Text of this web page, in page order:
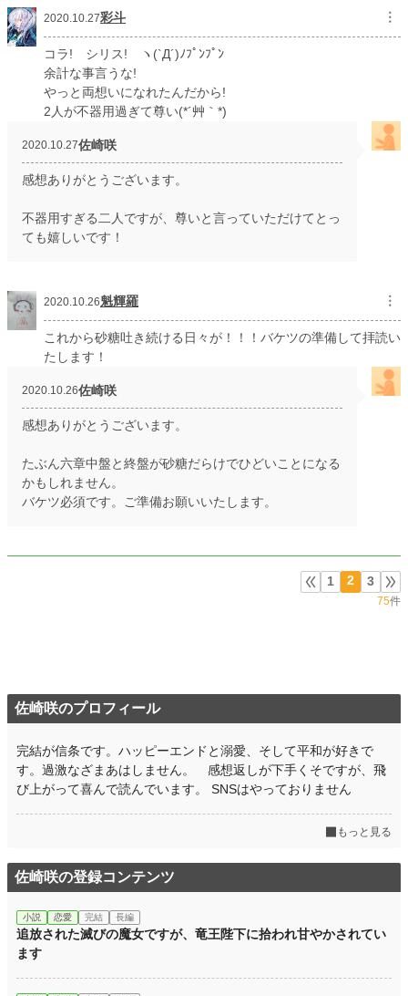
2020.10.27彩斗 ︙
コラ! シリス! ヽ(`Д´)ﾉﾌﾟﾝﾌﾟﾝ
余計な事言うな!
やっと両想いになれたんだから!
2人が不器用過ぎて尊い(*´艸｀*)
2020.10.27佐崎咲
感想ありがとうございます。
不器用すぎる二人ですが、尊いと言っていただけてとっ
ても嬉しいです！
2020.10.26魁輝羅 ︙
これから砂糖吐き続ける日々が！！！バケツの準備して拝読い
たします！
2020.10.26佐崎咲
感想ありがとうございます。
たぶん六章中盤と終盤が砂糖だらけでひどいことになる
かもしれません。
バケツ必須です。ご準備お願いいたします。
1 2 3
75件
佐崎咲のプロフィール
完結が信条です。ハッピーエンドと溺愛、そして平和が好きで
す。過激なざまあはしません。 感想返しが下手くそですが、飛
び上がって喜んで読んでいます。 SNSはやっておりません
もっと見る
佐崎咲の登録コンテンツ
小説 恋愛 完結 長編
追放された滅びの魔女ですが、竜王陛下に拾われ甘やかされてい
ます